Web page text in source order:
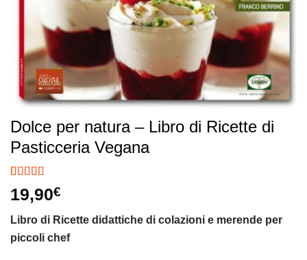
Dolce per natura – Libro di Ricette di
Pasticceria Vegana
Valutato
4.81su 5 su
16
recensioni
19,90€
Libro di Ricette didattiche di colazioni e merende per
piccoli chef